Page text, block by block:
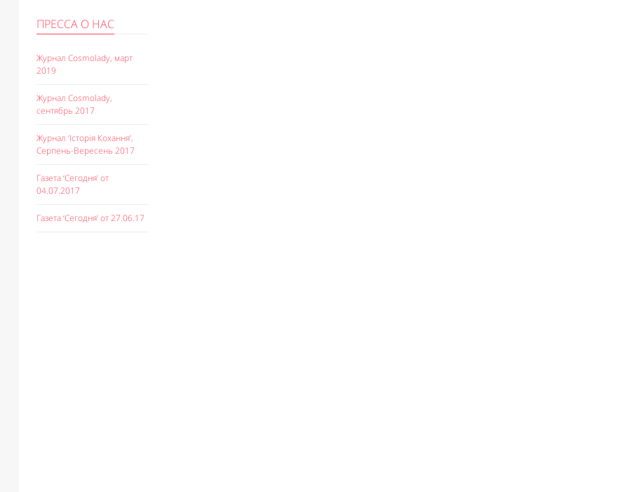
ПРЕССА О НАС
Журнал Cosmolady, март
2019
Журнал Cosmolady,
сентябрь 2017
Журнал ‘Історія Кохання’,
Серпень-Вересень 2017
Газета ‘Сегодня’ от
04.07.2017
Газета ‘Сегодня’ от 27.06.17